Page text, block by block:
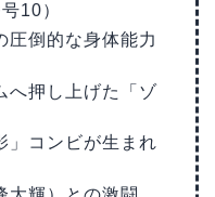
10）
圧倒的な身体能力
へ押し上げた「ゾ
」コンビが生まれ